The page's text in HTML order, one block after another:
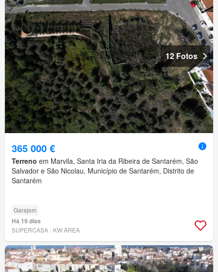
12 Fotos
365 000 €
Terreno em Marvila, Santa Iria da Ribeira de Santarém, São
Salvador e São Nicolau, Município de Santarém, Distrito de
Santarém
Garajem
Há 19 dias
SUPERCASA - KW ÁREA